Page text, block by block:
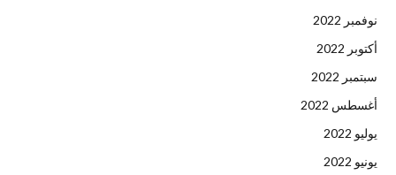
نوفمبر 2022
أكتوبر 2022
سبتمبر 2022
أغسطس 2022
يوليو 2022
يونيو 2022